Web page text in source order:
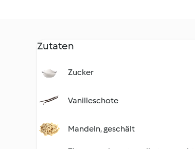
Zutaten
Zucker
Vanilleschote
Mandeln, geschält